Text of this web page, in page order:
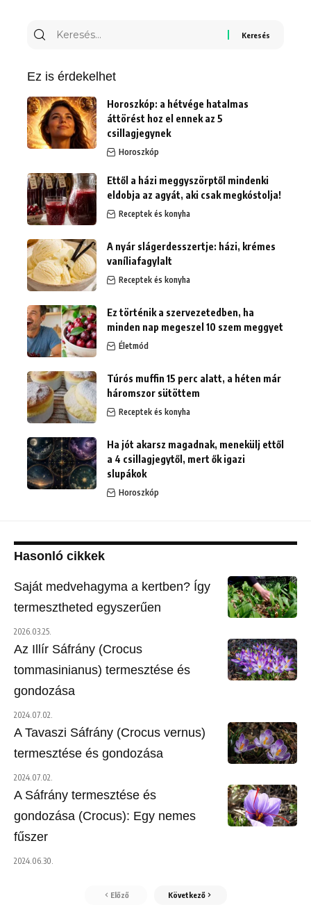
Keresés
Ez is érdekelhet
Horoszkóp: a hétvége hatalmas
áttörést hoz el ennek az 5
csillagjegynek
Horoszkóp
Ettől a házi meggyszörptől mindenki
eldobja az agyát, aki csak megkóstolja!
Receptek és konyha
A nyár slágerdesszertje: házi, krémes
vaníliafagylalt
Receptek és konyha
Ez történik a szervezetedben, ha
minden nap megeszel 10 szem meggyet
Életmód
Túrós muffin 15 perc alatt, a héten már
háromszor sütöttem
Receptek és konyha
Ha jót akarsz magadnak, menekülj ettől
a 4 csillagjegytől, mert ők igazi
slupákok
Horoszkóp
Hasonló cikkek
Saját medvehagyma a kertben? Így
termesztheted egyszerűen
2026.03.25.
Az Illír Sáfrány (Crocus
tommasinianus) termesztése és
gondozása
2024.07.02.
A Tavaszi Sáfrány (Crocus vernus)
termesztése és gondozása
2024.07.02.
A Sáfrány termesztése és
gondozása (Crocus): Egy nemes
fűszer
2024.06.30.
Előző Következő